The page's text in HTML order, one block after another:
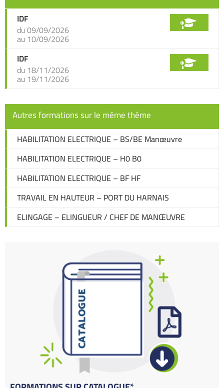
IDF
du 09/09/2026
au 10/09/2026
IDF
du 18/11/2026
au 19/11/2026
Autres formations sur le même thème
HABILITATION ELECTRIQUE – BS/BE Manœuvre
HABILITATION ELECTRIQUE – H0 B0
HABILITATION ELECTRIQUE – BF HF
TRAVAIL EN HAUTEUR – PORT DU HARNAIS
ELINGAGE – ELINGUEUR / CHEF DE MANŒUVRE